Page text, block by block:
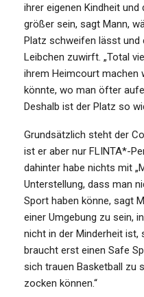
ihrer eigenen Kindheit
größer sein, sagt Mann,
Platz schweifen lässt und
Leibchen zuwirft. „Total
ihrem Heimcourt machen
könnte, wo man öfter
Deshalb ist der Platz so
Grundsätzlich steht der
ist er aber nur FLINTA*-
dahinter habe nichts mit
Unterstellung, dass man
Sport haben könne, sagt
einer Umgebung zu sein,
nicht in der Minderheit ist,
braucht erst einen Safe
sich trauen Basketball zu
zocken können.“